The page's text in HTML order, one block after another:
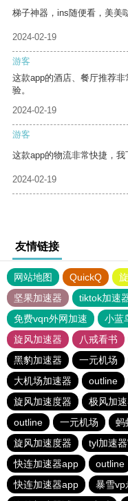
梯子神器，ins随便看，美美
2024-02-19
游客
这款app的酒店、餐厅推荐
验。
2024-02-19
游客
这款app的物流非常快捷，我
2024-02-19
友情链接
网站地图 QuickQ
坚果加速器
tiktok加速
免费vqn外网加速
小蓝
旋风加速器
八戒看书
黑豹加速器
一元机场
大机场加速器
outline
旋风加速度器
极风加
outline
一元机场
蚂
旋风加速度器
tyl加速
快连加速器app
outline
快连加速器app
暴雪vp